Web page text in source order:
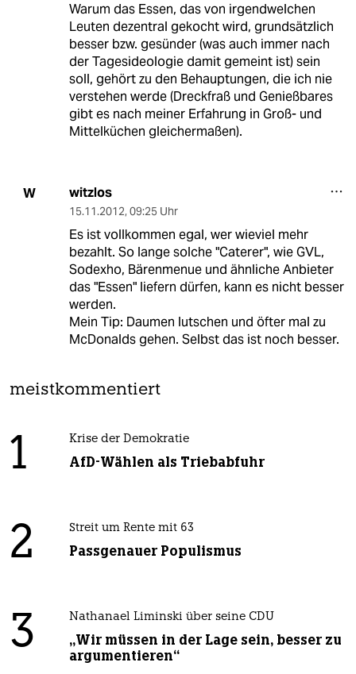
Warum das Essen, das von irgendwelchen
Leuten dezentral gekocht wird, grundsätzlich
besser bzw. gesünder (was auch immer nach
der Tagesideologie damit gemeint ist) sein
soll, gehört zu den Behauptungen, die ich nie
verstehen werde (Dreckfraß und Genießbares
gibt es nach meiner Erfahrung in Groß- und
Mittelküchen gleichermaßen).
W witzlos
15.11.2012, 09:25 Uhr
Es ist vollkommen egal, wer wieviel mehr
bezahlt. So lange solche "Caterer", wie GVL,
Sodexho, Bärenmenue und ähnliche Anbieter
das "Essen" liefern dürfen, kann es nicht besser
werden.
Mein Tip: Daumen lutschen und öfter mal zu
McDonalds gehen. Selbst das ist noch besser.
meistkommentiert
1 Krise der Demokratie
AfD-Wählen als Triebabfuhr
2 Streit um Rente mit 63
Passgenauer Populismus
3 Nathanael Liminski über seine CDU
„Wir müssen in der Lage sein, besser zu
argumentieren“